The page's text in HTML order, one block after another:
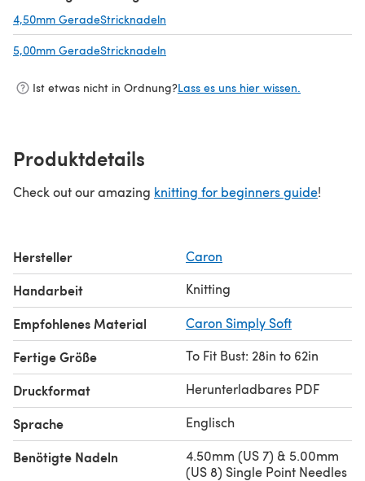
4,50mm GeradeStricknadeln
5,00mm GeradeStricknadeln
Ist etwas nicht in Ordnung?Lass es uns hier wissen.
Produktdetails
Check out our amazing knitting for beginners guide!
Hersteller Caron
Handarbeit Knitting
Empfohlenes Material Caron Simply Soft
Fertige Größe To Fit Bust: 28in to 62in
Druckformat Herunterladbares PDF
Sprache Englisch
Benötigte Nadeln
4.50mm (US 7) & 5.00mm
(US 8) Single Point Needles